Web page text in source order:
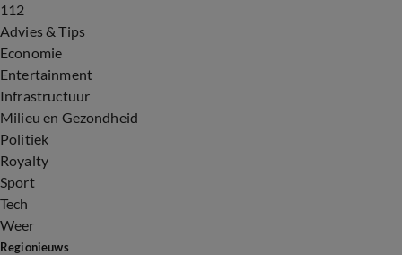
112
Advies & Tips
Economie
Entertainment
Infrastructuur
Milieu en Gezondheid
Politiek
Royalty
Sport
Tech
Weer
Regionieuws